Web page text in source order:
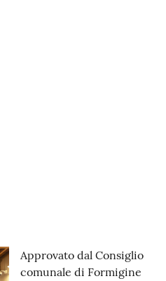
Approvato dal Consiglio
comunale di Formigine